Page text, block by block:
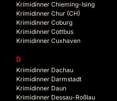
Krimidinner Chieming-Ising
Krimidinner Chur (CH)
Krimidinner Coburg
Krimidinner Cottbus
Krimidinner Cuxhaven
D
Krimidinner Dachau
Krimidinner Darmstadt
Krimidinner Daun
Krimidinner Dessau-Roßlau